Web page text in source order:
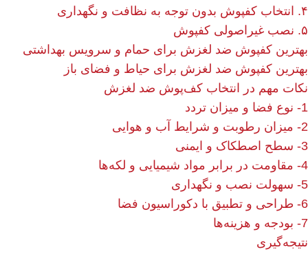
۴. انتخاب کفپوش بدون توجه به نظافت و نگهداری
۵. نصب غیراصولی کفپوش
بهترین کفپوش ضد لغزش برای حمام و سرویس بهداشتی
بهترین کفپوش ضد لغزش برای حیاط و فضای باز
نکات مهم در انتخاب کف‌پوش ضد لغزش
1- نوع فضا و میزان تردد
2- میزان رطوبت و شرایط آب و هوایی
3- سطح اصطکاک و ایمنی
4- مقاومت در برابر مواد شیمیایی و لکه‌ها
5- سهولت نصب و نگهداری
6- طراحی و تطبیق با دکوراسیون فضا
7- بودجه و هزینه‌ها
نتیجه‌گیری